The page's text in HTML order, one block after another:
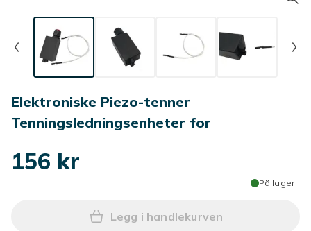
Elektroniske Piezo-tenner
Tenningsledningsenheter for
156 kr
På lager
Legg Elektroniske Piezo-
Legg i handlekurven